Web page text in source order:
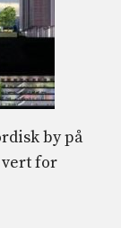
by på
for